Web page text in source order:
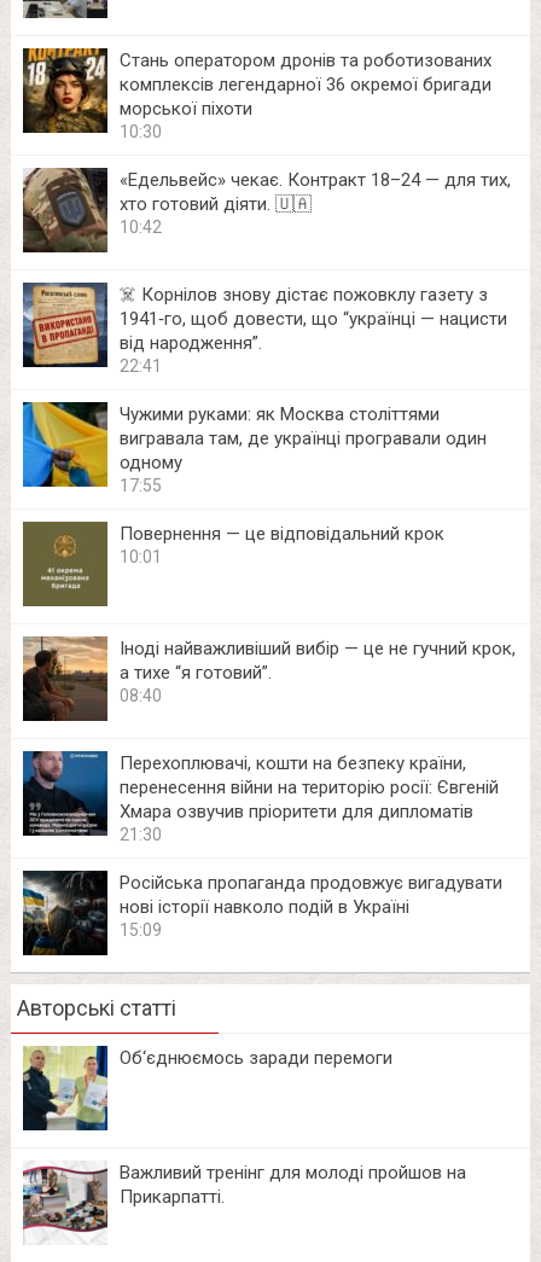
Стань оператором дронів та роботизованих
комплексів легендарної 36 окремої бригади
морської піхоти
10:30
«Едельвейс» чекає. Контракт 18–24 — для тих,
хто готовий діяти. 🇺🇦
10:42
☠️ Корнілов знову дістає пожовклу газету з
1941‑го, щоб довести, що “українці — нацисти
від народження”.
22:41
Чужими руками: як Москва століттями
вигравала там, де українці програвали один
одному
17:55
Повернення — це відповідальний крок
10:01
Іноді найважливіший вибір — це не гучний крок,
а тихе “я готовий”.
08:40
Перехоплювачі, кошти на безпеку країни,
перенесення війни на територію росії: Євгеній
Хмара озвучив пріоритети для дипломатів
21:30
Російська пропаганда продовжує вигадувати
нові історії навколо подій в Україні
15:09
Авторські статті
Об‘єднюємось заради перемоги
Важливий тренінг для молоді пройшов на
Прикарпатті.